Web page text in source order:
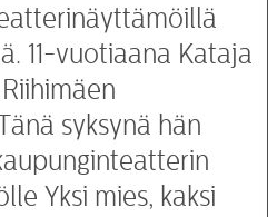
11-vuotiaana Kataja
syksynä hän
Yksi mies, kaksi